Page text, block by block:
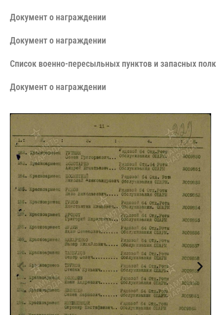
Документ о награждении
Документ о награждении
Cписок военно-пересыльных пунктов и запасных
Документ о награждении